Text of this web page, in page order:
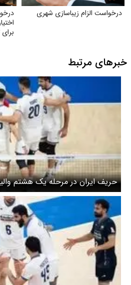
درخواست اجرای آزمون‌های لغوشده
اختیاری و با احتساب نمره نهایی
هشتم والیبال قهرمانی جهان